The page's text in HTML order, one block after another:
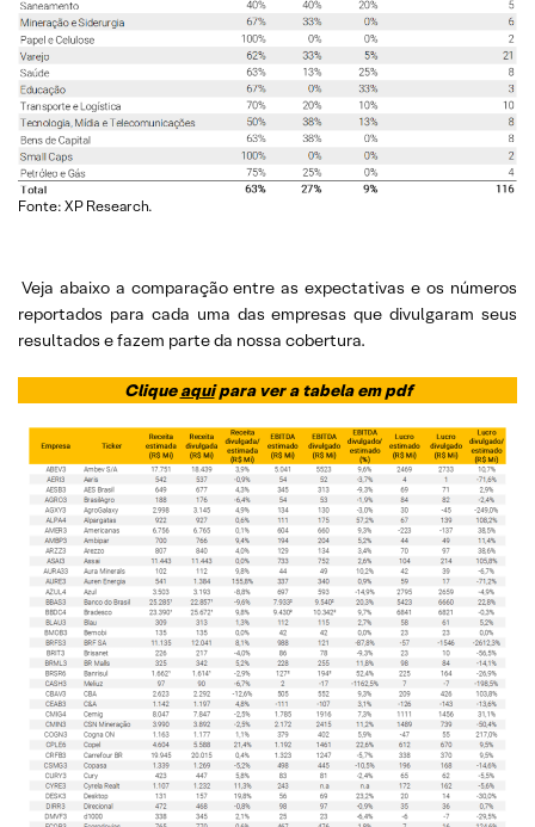
Fonte: XP Research.
Veja abaixo a comparação entre as expectativas e os números
reportados para cada uma das empresas que divulgaram seus
resultados e fazem parte da nossa cobertura.
Cliqueaquipara ver a tabela em pdf